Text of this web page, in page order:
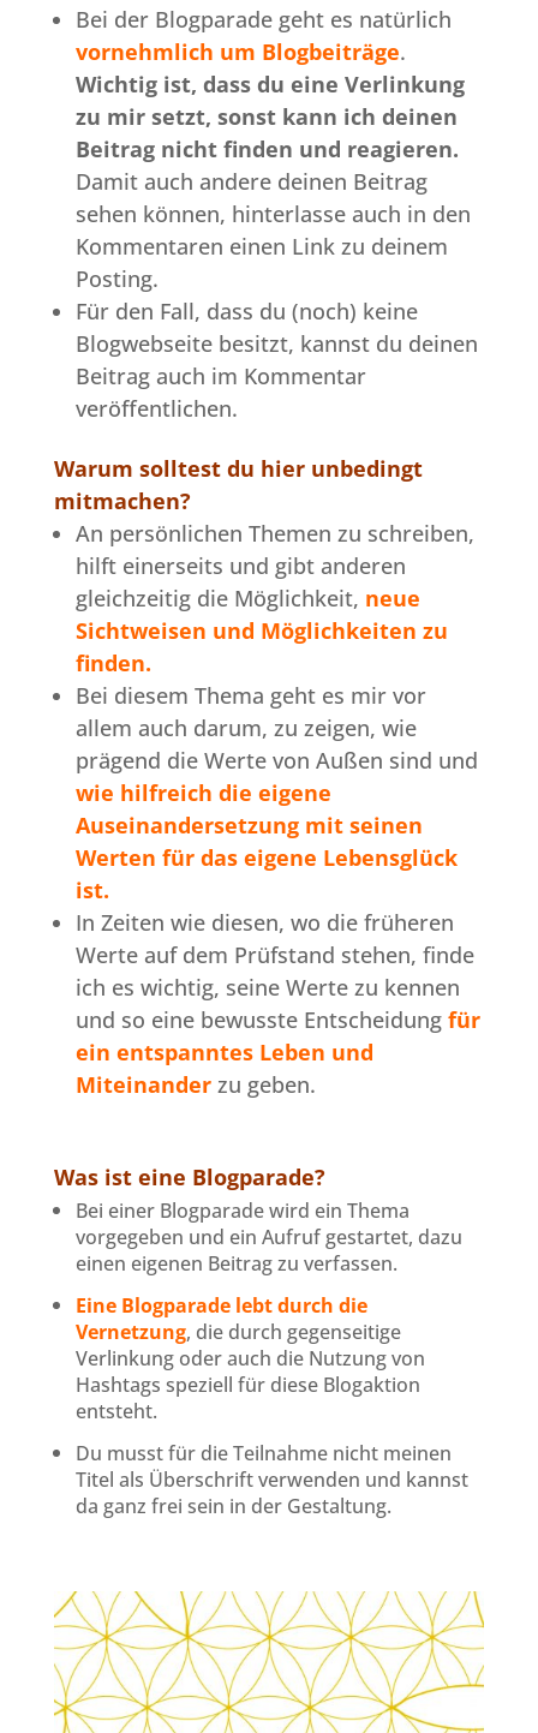
Bei der Blogparade geht es natürlich
vornehmlich um Blogbeiträge.
Wichtig ist, dass du eine Verlinkung
zu mir setzt, sonst kann ich deinen
Beitrag nicht finden und reagieren.
Damit auch andere deinen Beitrag
sehen können, hinterlasse auch in den
Kommentaren einen Link zu deinem
Posting.
Für den Fall, dass du (noch) keine
Blogwebseite besitzt, kannst du deinen
Beitrag auch im Kommentar
veröffentlichen.
Warum solltest du hier unbedingt
mitmachen?
An persönlichen Themen zu schreiben,
hilft einerseits und gibt anderen
gleichzeitig die Möglichkeit, neue
Sichtweisen und Möglichkeiten zu
finden.
Bei diesem Thema geht es mir vor
allem auch darum, zu zeigen, wie
prägend die Werte von Außen sind und
wie hilfreich die eigene
Auseinandersetzung mit seinen
Werten für das eigene Lebensglück
ist.
In Zeiten wie diesen, wo die früheren
Werte auf dem Prüfstand stehen, finde
ich es wichtig, seine Werte zu kennen
und so eine bewusste Entscheidung für
ein entspanntes Leben und
Miteinander zu geben.
Was ist eine Blogparade?
Bei einer Blogparade wird ein Thema
vorgegeben und ein Aufruf gestartet, dazu
einen eigenen Beitrag zu verfassen.
Eine Blogparade lebt durch die
Vernetzung, die durch gegenseitige
Verlinkung oder auch die Nutzung von
Hashtags speziell für diese Blogaktion
entsteht.
Du musst für die Teilnahme nicht meinen
Titel als Überschrift verwenden und kannst
da ganz frei sein in der Gestaltung.